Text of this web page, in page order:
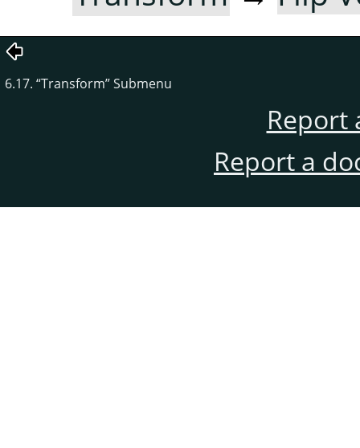
6.17. “Transform”Submenu
Report
Report a